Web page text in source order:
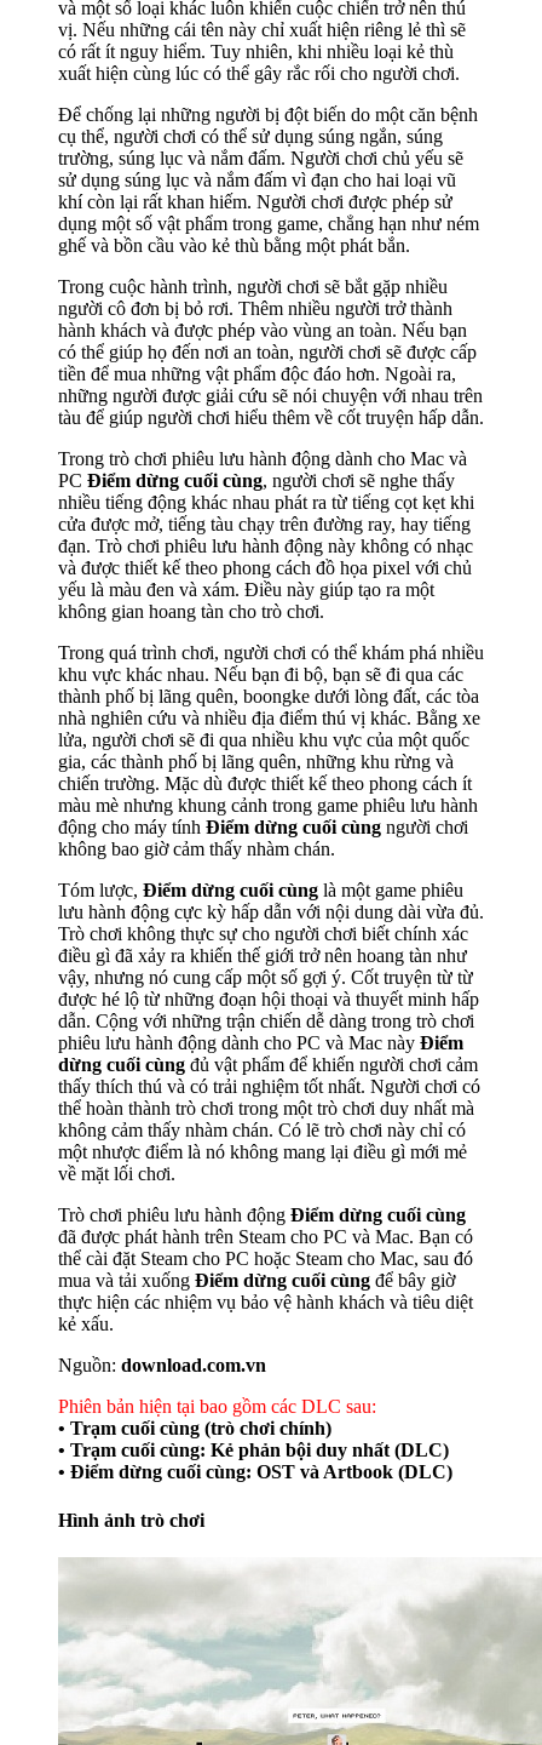
và một số loại khác luôn khiến cuộc chiến trở nên thú
vị. Nếu những cái tên này chỉ xuất hiện riêng lẻ thì sẽ
có rất ít nguy hiểm. Tuy nhiên, khi nhiều loại kẻ thù
xuất hiện cùng lúc có thể gây rắc rối cho người chơi.
Để chống lại những người bị đột biến do một căn bệnh
cụ thể, người chơi có thể sử dụng súng ngắn, súng
trường, súng lục và nắm đấm. Người chơi chủ yếu sẽ
sử dụng súng lục và nắm đấm vì đạn cho hai loại vũ
khí còn lại rất khan hiếm. Người chơi được phép sử
dụng một số vật phẩm trong game, chẳng hạn như ném
ghế và bồn cầu vào kẻ thù bằng một phát bắn.
Trong cuộc hành trình, người chơi sẽ bắt gặp nhiều
người cô đơn bị bỏ rơi. Thêm nhiều người trở thành
hành khách và được phép vào vùng an toàn. Nếu bạn
có thể giúp họ đến nơi an toàn, người chơi sẽ được cấp
tiền để mua những vật phẩm độc đáo hơn. Ngoài ra,
những người được giải cứu sẽ nói chuyện với nhau trên
tàu để giúp người chơi hiểu thêm về cốt truyện hấp dẫn.
Trong trò chơi phiêu lưu hành động dành cho Mac và
PC Điểm dừng cuối cùng, người chơi sẽ nghe thấy
nhiều tiếng động khác nhau phát ra từ tiếng cọt kẹt khi
cửa được mở, tiếng tàu chạy trên đường ray, hay tiếng
đạn. Trò chơi phiêu lưu hành động này không có nhạc
và được thiết kế theo phong cách đồ họa pixel với chủ
yếu là màu đen và xám. Điều này giúp tạo ra một
không gian hoang tàn cho trò chơi.
Trong quá trình chơi, người chơi có thể khám phá nhiều
khu vực khác nhau. Nếu bạn đi bộ, bạn sẽ đi qua các
thành phố bị lãng quên, boongke dưới lòng đất, các tòa
nhà nghiên cứu và nhiều địa điểm thú vị khác. Bằng xe
lửa, người chơi sẽ đi qua nhiều khu vực của một quốc
gia, các thành phố bị lãng quên, những khu rừng và
chiến trường. Mặc dù được thiết kế theo phong cách ít
màu mè nhưng khung cảnh trong game phiêu lưu hành
động cho máy tính Điểm dừng cuối cùng người chơi
không bao giờ cảm thấy nhàm chán.
Tóm lược, Điểm dừng cuối cùng là một game phiêu
lưu hành động cực kỳ hấp dẫn với nội dung dài vừa đủ.
Trò chơi không thực sự cho người chơi biết chính xác
điều gì đã xảy ra khiến thế giới trở nên hoang tàn như
vậy, nhưng nó cung cấp một số gợi ý. Cốt truyện từ từ
được hé lộ từ những đoạn hội thoại và thuyết minh hấp
dẫn. Cộng với những trận chiến dễ dàng trong trò chơi
phiêu lưu hành động dành cho PC và Mac này Điểm
dừng cuối cùng đủ vật phẩm để khiến người chơi cảm
thấy thích thú và có trải nghiệm tốt nhất. Người chơi có
thể hoàn thành trò chơi trong một trò chơi duy nhất mà
không cảm thấy nhàm chán. Có lẽ trò chơi này chỉ có
một nhược điểm là nó không mang lại điều gì mới mẻ
về mặt lối chơi.
Trò chơi phiêu lưu hành động Điểm dừng cuối cùng
đã được phát hành trên Steam cho PC và Mac. Bạn có
thể cài đặt Steam cho PC hoặc Steam cho Mac, sau đó
mua và tải xuống Điểm dừng cuối cùng để bây giờ
thực hiện các nhiệm vụ bảo vệ hành khách và tiêu diệt
kẻ xấu.
Nguồn: download.com.vn
Phiên bản hiện tại bao gồm các DLC sau:
• Trạm cuối cùng (trò chơi chính)
• Trạm cuối cùng: Kẻ phản bội duy nhất (DLC)
• Điểm dừng cuối cùng: OST và Artbook (DLC)
Hình ảnh trò chơi